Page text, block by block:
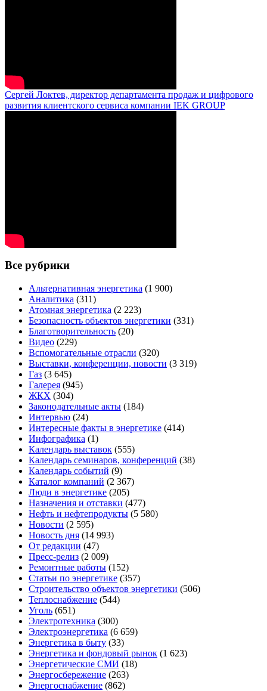
Сергей Локтев, директор департамента продаж и цифрового
развития клиентского сервиса компании IEK GROUP
Все рубрики
Альтернативная энергетика (1 900)
Аналитика (311)
Атомная энергетика (2 223)
Безопасность объектов энергетики (331)
Благотворительность (20)
Видео (229)
Вспомогательные отрасли (320)
Выставки, конференции, новости (3 319)
Газ (3 645)
Галерея (945)
ЖКХ (304)
Законодательные акты (184)
Интервью (24)
Интересные факты в энергетике (414)
Инфографика (1)
Календарь выставок (555)
Календарь семинаров, конференций (38)
Календарь событий (9)
Каталог компаний (2 367)
Люди в энергетике (205)
Назначения и отставки (477)
Нефть и нефтепродукты (5 580)
Новости (2 595)
Новость дня (14 993)
От редакции (47)
Пресс-релиз (2 009)
Ремонтные работы (152)
Статьи по энергетике (357)
Строительство объектов энергетики (506)
Теплоснабжение (544)
Уголь (651)
Электротехника (300)
Электроэнергетика (6 659)
Энергетика в быту (33)
Энергетика и фондовый рынок (1 623)
Энергетические СМИ (18)
Энергосбережение (263)
Энергоснабжение (862)